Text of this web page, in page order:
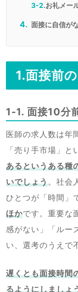
3-2.お礼メー
面接に自信が
1.面接前
1-1. 面接10分
医師の求人数は年
「売り手市場」と
あるというある種
いでしょう。社会
ひとつが「時間」
ほかです。重要な
感がない」「ルー
い、選考のうえで
遅くとも面接時間
るようにしましょ